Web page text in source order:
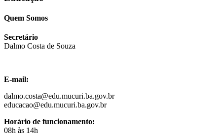
Quem Somos
Secretário
Dalmo Costa de Souza
E-mail:
dalmo.costa@edu.mucuri.ba.gov.br
educacao@edu.mucuri.ba.gov.br
Horário de funcionamento:
08h às 14h